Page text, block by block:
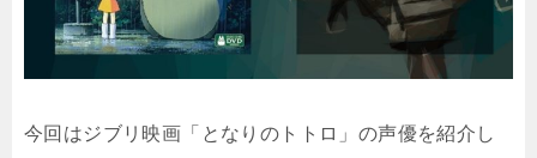
今回はジブリ映画「となりのトトロ」の声優を紹介し